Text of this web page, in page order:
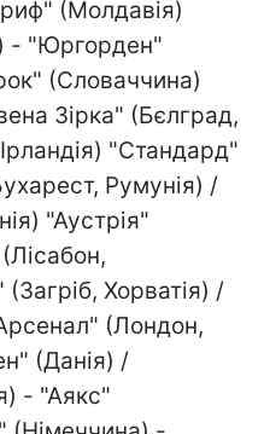
(Молдавія)
- "Юргорден"
(Словаччина)
Зірка" (Бєлград,
"Стандард"
Румунія) /
"Аустрія"
Хорватія) /
(Лондон,
(Данія) /
- "Аякс"